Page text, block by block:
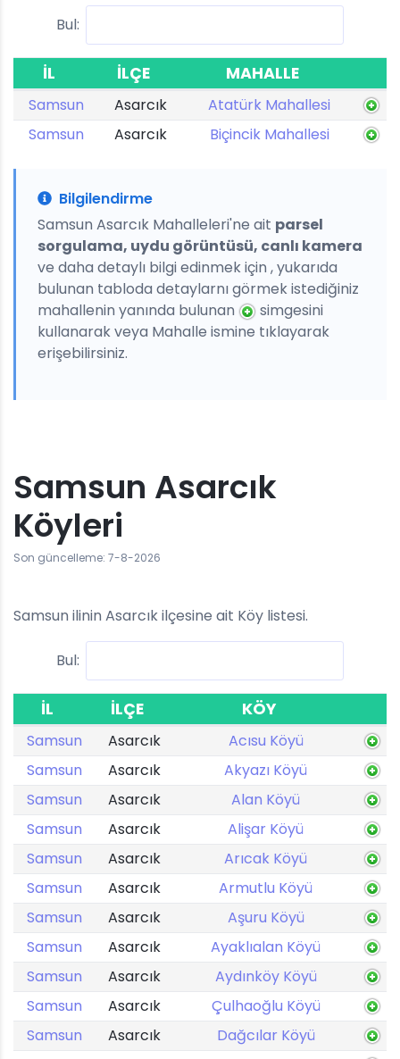
Bul:
İL İLÇE MAHALLE
Samsun Asarcık
Atatürk Mahallesi
Samsun
Asarcık Biçincik Mahallesi
Bilgilendirme
Samsun Asarcık Mahalleleri'ne ait parsel
sorgulama, uydu görüntüsü, canlı kamera
ve daha detaylı bilgi edinmek için , yukarıda
bulunan tabloda detaylarnı görmek istediğiniz
mahallenin yanında bulunan
simgesini
kullanarak veya Mahalle ismine tıklayarak
erişebilirsiniz.
Samsun Asarcık
Köyleri
Son güncelleme: 7-8-2026
Samsun ilinin Asarcık ilçesine ait Köy listesi.
Bul:
İL İLÇE KÖY
Samsun Asarcık
Acısu Köyü
Samsun
Asarcık
Akyazı Köyü
Samsun
Asarcık
Alan Köyü
Samsun
Asarcık
Alişar Köyü
Samsun
Asarcık
Arıcak Köyü
Samsun
Asarcık
Armutlu Köyü
Samsun
Asarcık
Aşuru Köyü
Samsun
Asarcık
Ayaklıalan Köyü
Samsun
Asarcık
Aydınköy Köyü
Samsun
Asarcık
Çulhaoğlu Köyü
Samsun
Asarcık
Dağcılar Köyü